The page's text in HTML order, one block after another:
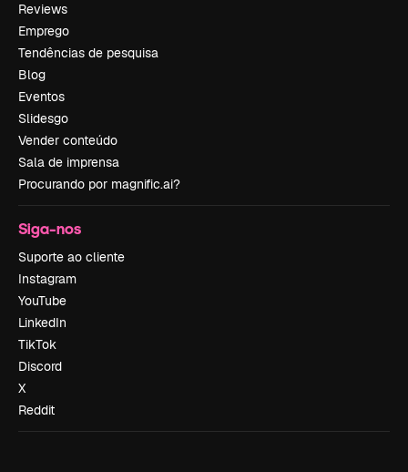
Reviews
Emprego
Tendências de pesquisa
Blog
Eventos
Slidesgo
Vender conteúdo
Sala de imprensa
Procurando por magnific.ai?
Siga-nos
Suporte ao cliente
Instagram
YouTube
LinkedIn
TikTok
Discord
X
Reddit